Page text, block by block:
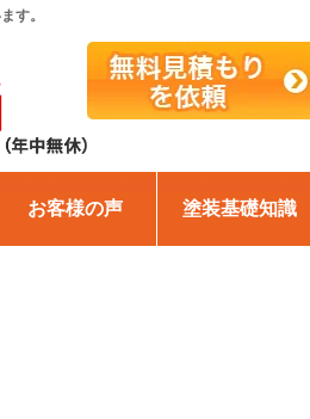
す。
お客様の声 塗装基礎知識